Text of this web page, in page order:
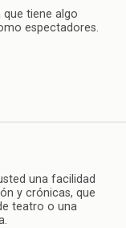
tiene algo
espectadores.
una facilidad
y crónicas, que
teatro o una